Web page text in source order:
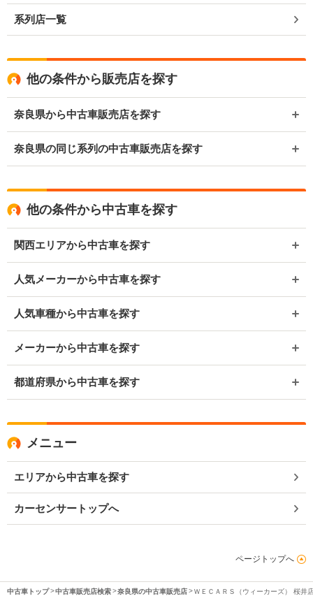
系列店一覧
他の条件から販売店を探す
奈良県から中古車販売店を探す
奈良県の同じ系列の中古車販売店を探す
他の条件から中古車を探す
関西エリアから中古車を探す
人気メーカーから中古車を探す
人気車種から中古車を探す
メーカーから中古車を探す
都道府県から中古車を探す
メニュー
エリアから中古車を探す
カーセンサートップへ
ページトップへ
中古車トップ 中古車販売店検索 奈良県の中古車販売店 ＷＥＣＡＲＳ（ウィーカーズ） 桜井